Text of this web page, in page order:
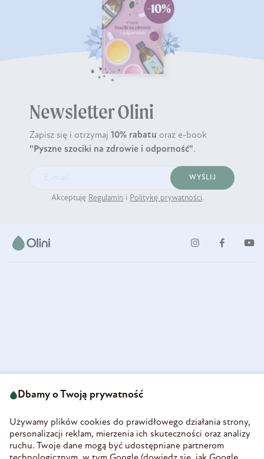
Newsletter Olini
Zapisz się i otrzymaj 10% rabatu oraz e-book
"Pyszne szociki na zdrowie i odporność".
WYŚLIJ
Akceptuję Regulamin i Politykę prywatności.
58-160 Świebodzice
REGON 890213034
INFORMACJE
Dbamy o Twoją prywatność
Używamy plików cookies do prawidłowego działania strony,
personalizacji reklam, mierzenia ich skuteczności oraz analizy
ruchu. Twoje dane mogą być udostępniane partnerom